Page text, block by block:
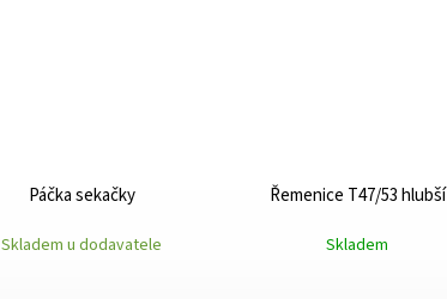
Páčka sekačky
Skladem u dodavatele
Řemenice T47/53 hlubší
Skladem